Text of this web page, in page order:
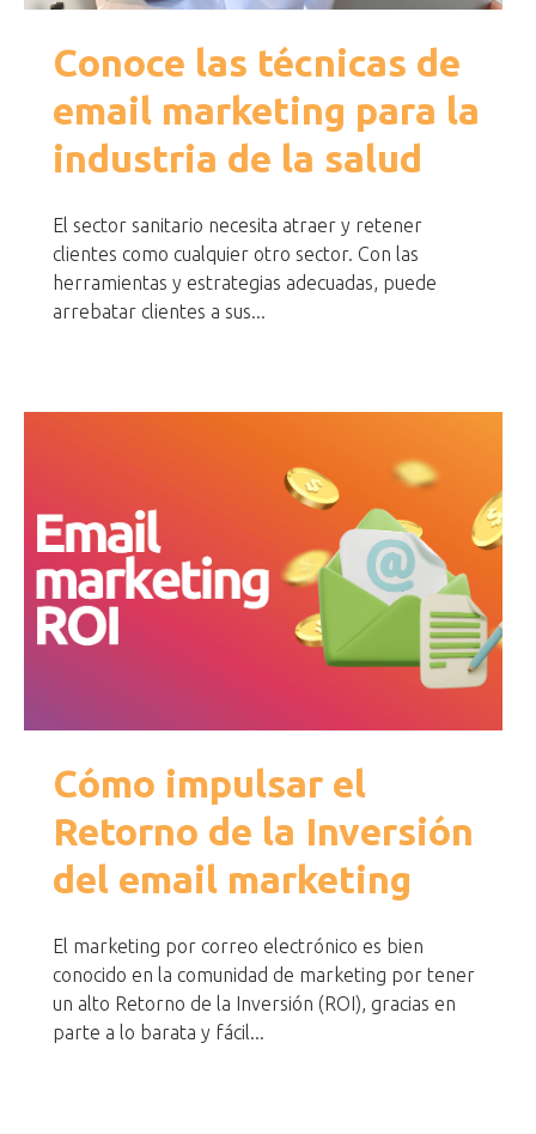
Conoce las técnicas de
email marketing para la
industria de la salud
El sector sanitario necesita atraer y retener
clientes como cualquier otro sector. Con las
herramientas y estrategias adecuadas, puede
arrebatar clientes a sus...
Cómo impulsar el
Retorno de la Inversión
del email marketing
El marketing por correo electrónico es bien
conocido en la comunidad de marketing por tener
un alto Retorno de la Inversión (ROI), gracias en
parte a lo barata y fácil...